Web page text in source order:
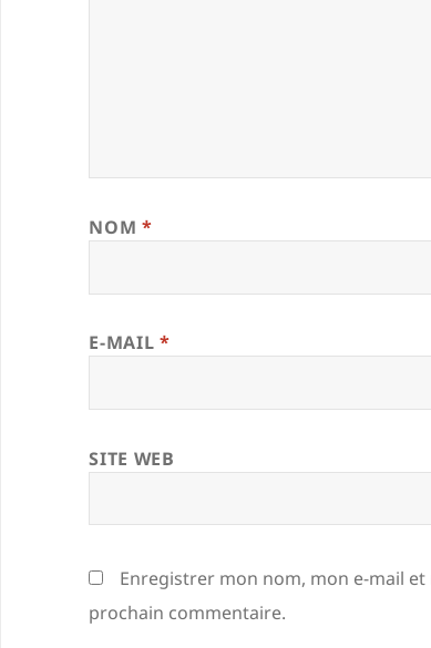
NOM *
E-MAIL *
SITE WEB
Enregistrer mon nom, mon e-mail
prochain commentaire.